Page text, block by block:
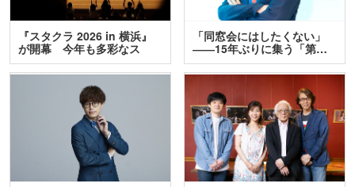
『スタクラ 2026 in 横浜』
が開幕 今年も多彩なス
テ…
「同窓会にはしたくない」
――15年ぶりに集う「第…